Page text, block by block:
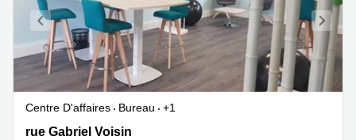
Centre D'affaires Bureau
+1
8
rue Gabriel Voisin